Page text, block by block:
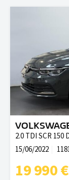
2.0 TDI SCR 150
15/06/2022
19 990 €